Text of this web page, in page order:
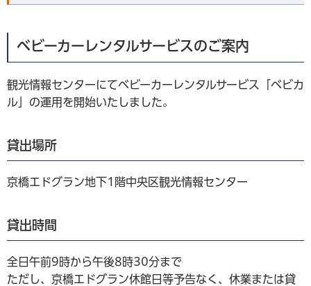
ベビーカーレンタルサービスのご案内
観光情報センターにてベビーカーレンタルサービス「ベビカ
ル」の運用を開始いたしました。
貸出場所
京橋エドグラン地下1階中央区観光情報センター
貸出時間
全日午前9時から午後8時30分まで
ただし、京橋エドグラン休館日等予告なく、休業または貸